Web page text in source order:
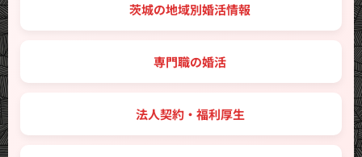
🗾 茨城の地域別婚活情報
💼 専門職の婚活
🤝 法人契約・福利厚生